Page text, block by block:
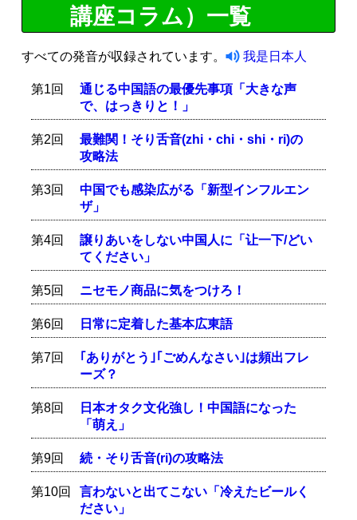
講座コラム）一覧
すべての発音が収録されています。 我是日本人
第1回
通じる中国語の最優先事項「大きな声
で、はっきりと！」
第2回
最難関！そり舌音(zhi・chi・shi・ri)の
攻略法
第3回
中国でも感染広がる「新型インフルエン
ザ」
第4回
譲りあいをしない中国人に「让一下/どい
てください」
第5回 ニセモノ商品に気をつけろ！
第6回 日常に定着した基本広東語
第7回
｢ありがとう｣｢ごめんなさい｣は頻出フレ
ーズ？
第8回
日本オタク文化強し！中国語になった
「萌え」
第9回 続・そり舌音(ri)の攻略法
第10回
言わないと出てこない「冷えたビールく
ださい」